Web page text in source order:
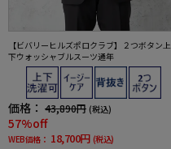
【ビバリーヒルズポロクラブ】２つボタン上
下ウォッシャブルスーツ通年
価格： 43,890円 (税込)
57%off
WEB価格： 18,700円 (税込)